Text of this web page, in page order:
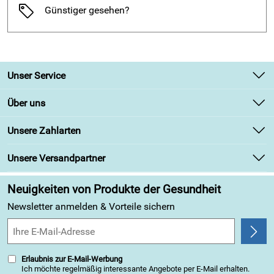
Günstiger gesehen?
Unser Service
Kontakt
Retourenabwicklung
Lieferbedingungen
Über uns
Unsere Bestseller
Angebote
Kundenbewertungen (313)
4,9/5
Unsere Zahlarten
Unsere Versandpartner
Neuigkeiten von Produkte der Gesundheit
Newsletter anmelden & Vorteile sichern
Erlaubnis zur E-Mail-Werbung
Ich möchte regelmäßig interessante Angebote per E-Mail erhalten.